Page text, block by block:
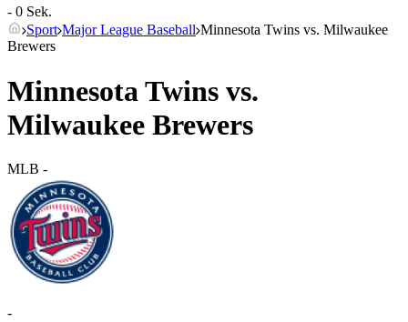
- 0 Sek.
Sport Major League Baseball Minnesota Twins vs. Milwaukee
Brewers
Minnesota Twins vs.
Milwaukee Brewers
MLB -
-